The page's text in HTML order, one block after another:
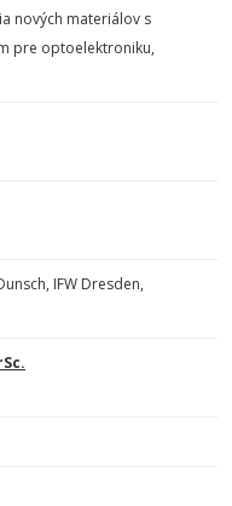
nových materiálov s
pre optoelektroniku,
IFW Dresden,